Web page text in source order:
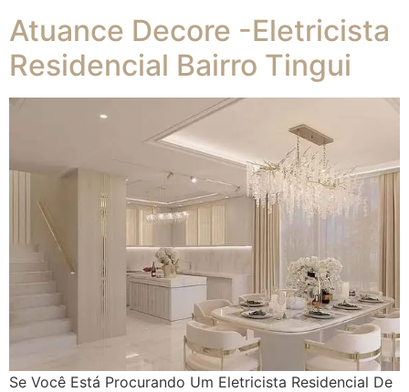
Atuance Decore -Eletricista
Residencial Bairro Tingui
Se Você Está Procurando Um Eletricista Residencial De